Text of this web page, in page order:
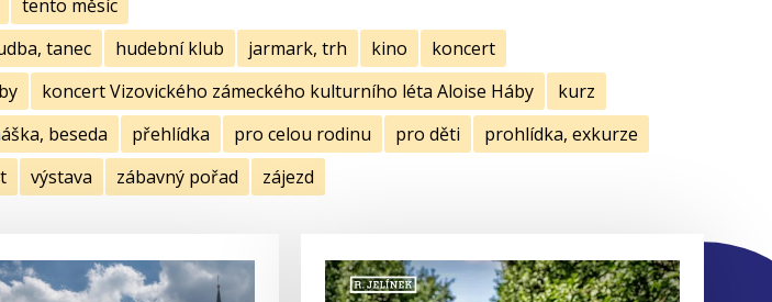
tento měsíc
tanec hudební klub jarmark, trh kino
koncert
koncert Vizovického zámeckého kulturního léta Aloise Háby
kurz
beseda přehlídka pro celou rodinu pro děti
prohlídka, exkurze
výstava zábavný pořad zájezd